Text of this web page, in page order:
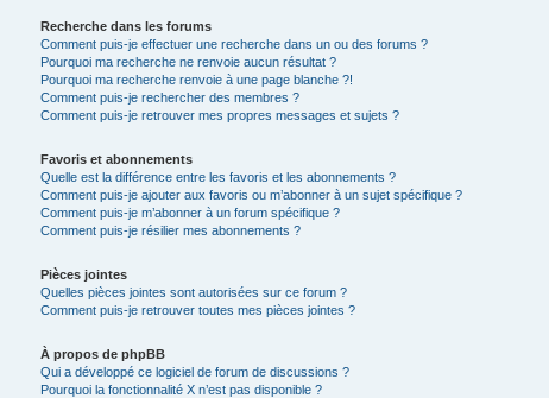
Recherche dans les forums
Comment puis-je effectuer une recherche dans un ou des forums ?
Pourquoi ma recherche ne renvoie aucun résultat ?
Pourquoi ma recherche renvoie à une page blanche ?!
Comment puis-je rechercher des membres ?
Comment puis-je retrouver mes propres messages et sujets ?
Favoris et abonnements
Quelle est la différence entre les favoris et les abonnements ?
Comment puis-je ajouter aux favoris ou m’abonner à un sujet spécifique ?
Comment puis-je m’abonner à un forum spécifique ?
Comment puis-je résilier mes abonnements ?
Pièces jointes
Quelles pièces jointes sont autorisées sur ce forum ?
Comment puis-je retrouver toutes mes pièces jointes ?
À propos de phpBB
Qui a développé ce logiciel de forum de discussions ?
Pourquoi la fonctionnalité X n’est pas disponible ?